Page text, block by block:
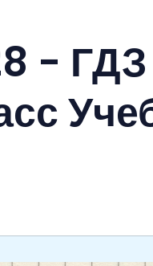
- ГДЗ